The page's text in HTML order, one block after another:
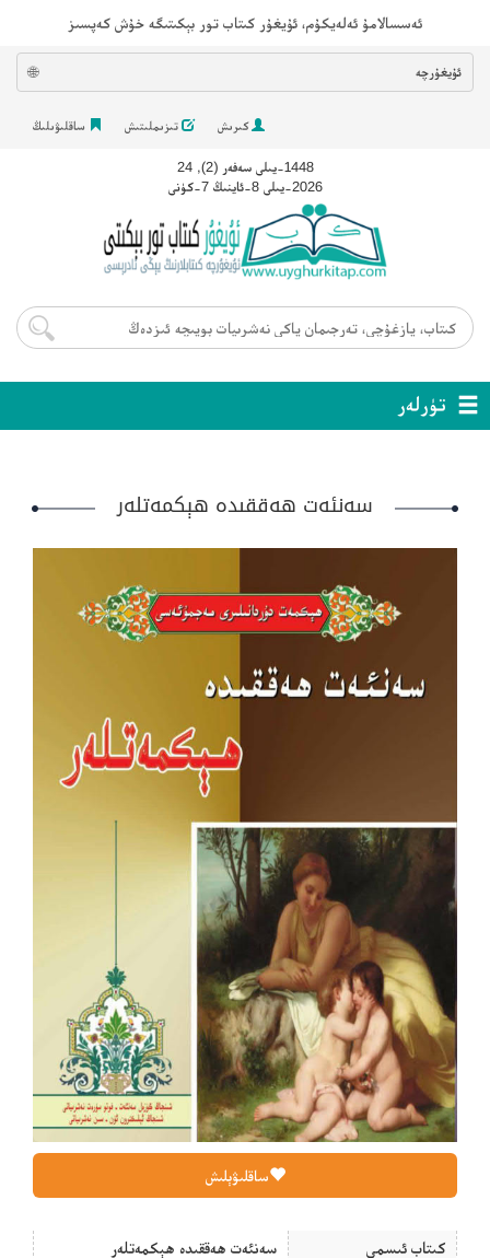
ئەسسالامۇ ئەلەيكۇم، ئۇيغۇر كىتاب تور بېكىتىگە خۇش كەپسىز
ئۇيغۇرچە 🌐
كىرىش تىزىملىتىش ساقلىۋىلىڭ
1448-يىلى سەفەر (2), 24
2026-يىلى 8-ئاينىڭ 7-كۈنى
تۈرلەر
سەنئەت ھەققىدە ھېكمەتلەر
ساقلىۋېلىش
كىتاب ئىسمى سەنئەت ھەققىدە ھېكمەتلەر